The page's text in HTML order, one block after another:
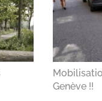
Genève !!